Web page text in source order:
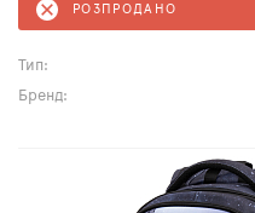
РОЗПРОДАНО
Тип:
Бренд: